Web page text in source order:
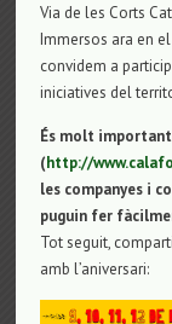
Via de les Corts
Immersos ara en
convidem a
iniciatives del
És molt
(http://
les companyes i
puguin fer
Tot seguit,
amb l’aniversari: